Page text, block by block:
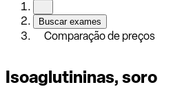
Buscar exames
Comparação de preços
Isoaglutininas, soro